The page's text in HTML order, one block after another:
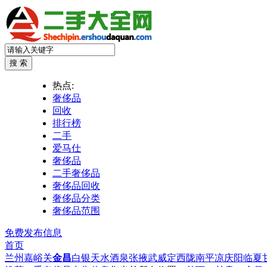
热点:
奢侈品
回收
排行榜
二手
爱马仕
奢侈品
二手奢侈品
奢侈品回收
奢侈品分类
奢侈品范围
免费发布信息
首页
兰州嘉峪关金昌白银天水酒泉张掖武威定西陇南平凉庆阳临夏